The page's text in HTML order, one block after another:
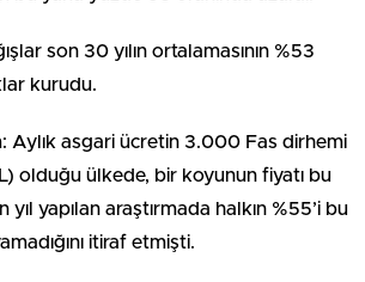
son 30 yılın ortalamasının %53
kurudu.
Aylık asgari ücretin 3.000 Fas dirhemi
olduğu ülkede, bir koyunun fiyatı bu
yıl yapılan araştırmada halkın %55’i bu
itiraf etmişti.